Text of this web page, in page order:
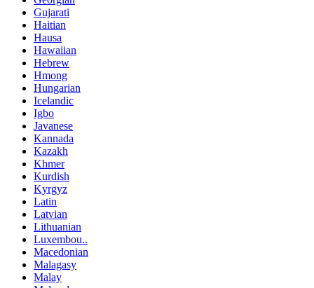
Gujarati
Haitian
Hausa
Hawaiian
Hebrew
Hmong
Hungarian
Icelandic
Igbo
Javanese
Kannada
Kazakh
Khmer
Kurdish
Kyrgyz
Latin
Latvian
Lithuanian
Luxembou..
Macedonian
Malagasy
Malay